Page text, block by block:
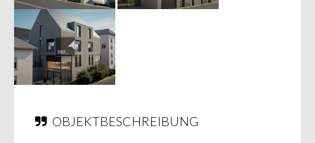
OBJEKTBESCHREIBUNG